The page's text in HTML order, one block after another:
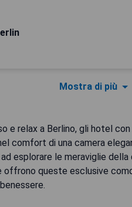
Mostra di più
e relax a Berlino, gli hotel
comfort di una camera
esplorare le meraviglie
offrono queste esclusive